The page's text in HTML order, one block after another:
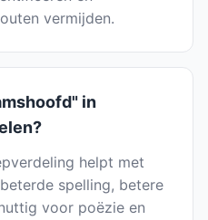
vermijden.
in
helpt met
spelling, betere
voor poëzie en